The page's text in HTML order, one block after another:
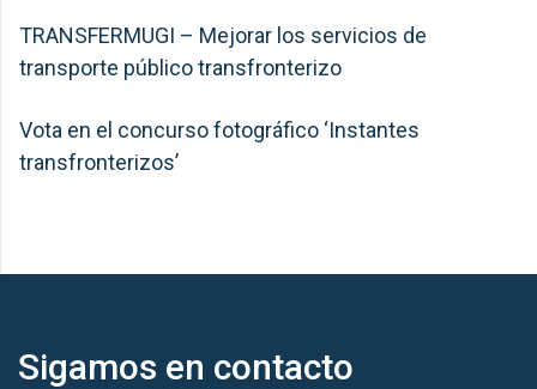
TRANSFERMUGI – Mejorar los servicios de
transporte público transfronterizo
Vota en el concurso fotográfico ‘Instantes
transfronterizos’
Sigamos en contacto